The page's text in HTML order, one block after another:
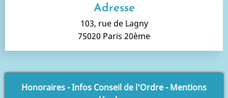
Adresse
103, rue de Lagny
75020 Paris 20ème
Honoraires-Infos Conseil de l'Ordre-Mentions